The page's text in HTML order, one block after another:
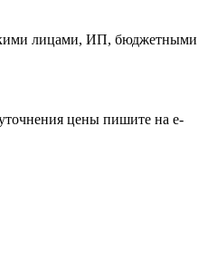
лицами, ИП, бюджетными
цены пишите на e-